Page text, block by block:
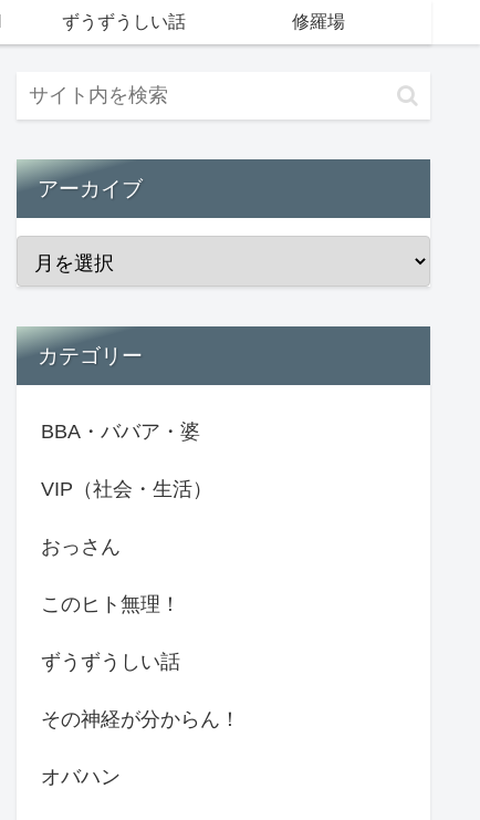
ずうずうしい話 修羅場
アーカイブ
カテゴリー
BBA・ババア・婆
VIP（社会・生活）
おっさん
このヒト無理！
ずうずうしい話
その神経が分からん！
オバハン